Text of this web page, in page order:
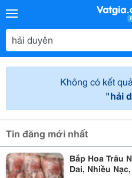
Không có kết
"hải
Tin đăng mới nhất
Bắp Hoa Trâu
Dai, Nhiều